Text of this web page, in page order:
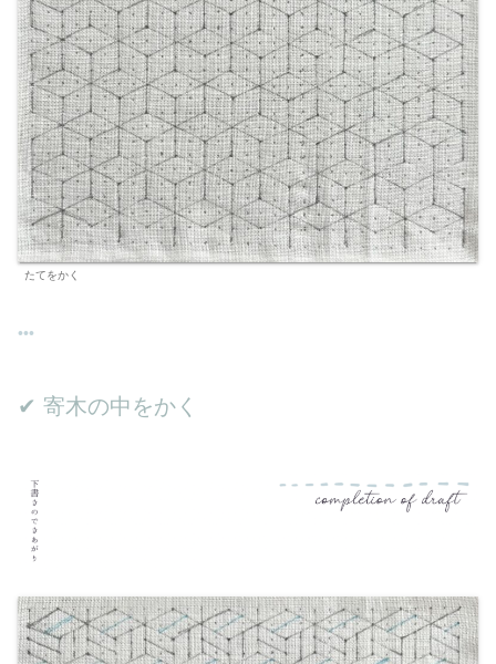
たてをかく
✔︎ 寄木の中をかく